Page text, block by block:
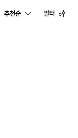
추천순 필터